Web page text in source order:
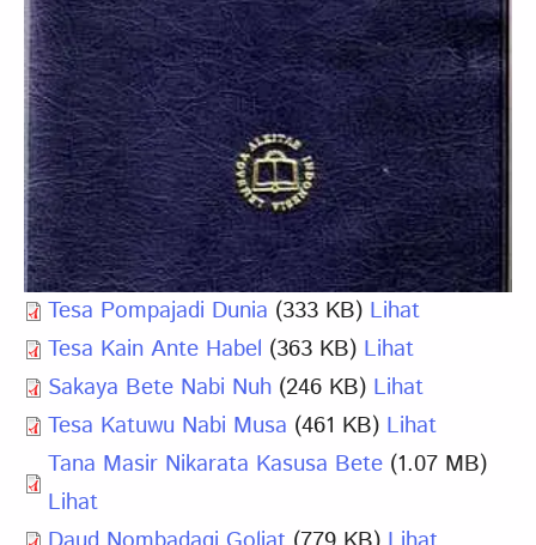
Tesa Pompajadi Dunia (333 KB) Lihat
Tesa Kain Ante Habel (363 KB) Lihat
Sakaya Bete Nabi Nuh (246 KB) Lihat
Tesa Katuwu Nabi Musa (461 KB) Lihat
Tana Masir Nikarata Kasusa Bete (1.07 MB)
Lihat